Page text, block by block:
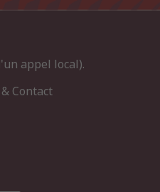
appel local).
Contact